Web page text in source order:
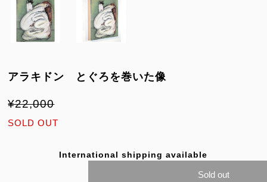
アラキドン とぐろを巻いた像
¥22,000
SOLD OUT
International shipping available
Sold out